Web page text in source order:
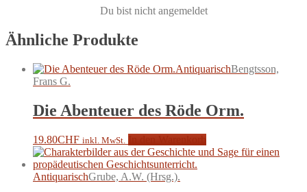
Du bist nicht angemeldet
Ähnliche Produkte
AntiquarischBengtsson,
Frans G.
Die Abenteuer des Röde Orm.
19.80CHF inkl. MwSt.
AntiquarischGrube, A.W. (Hrsg.).